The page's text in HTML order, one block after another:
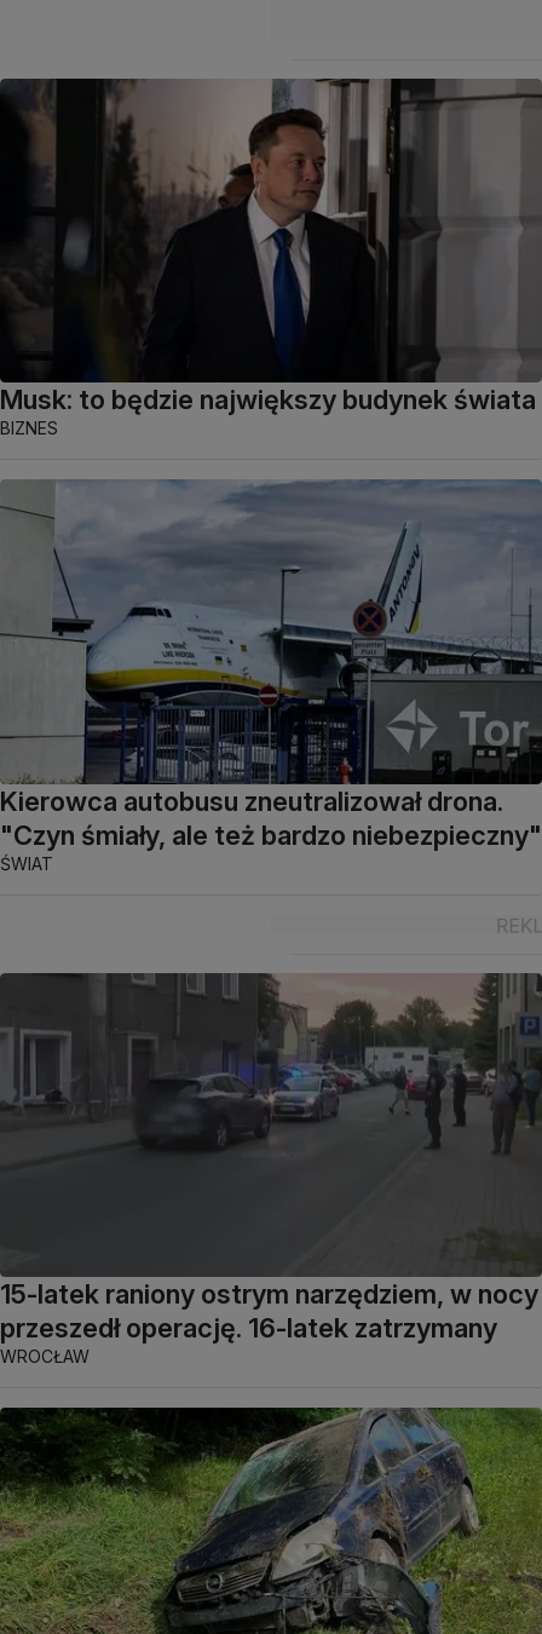
Musk: to będzie największy budynek świata
BIZNES
Kierowca autobusu zneutralizował drona.
"Czyn śmiały, ale też bardzo niebezpieczny"
ŚWIAT
15-latek raniony ostrym narzędziem, w nocy
przeszedł operację. 16-latek zatrzymany
WROCŁAW